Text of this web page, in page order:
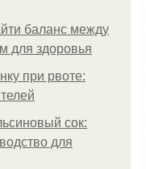
баланс между
для здоровья
при рвоте:
сок:
для